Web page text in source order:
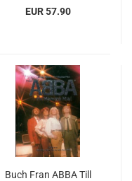
EUR 57.90
Buch Fran ABBA Till